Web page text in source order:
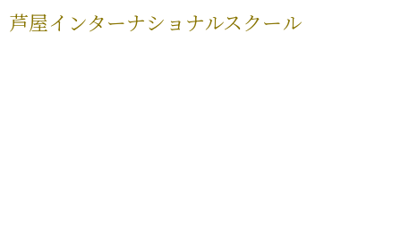
芦屋インターナショナルスクール